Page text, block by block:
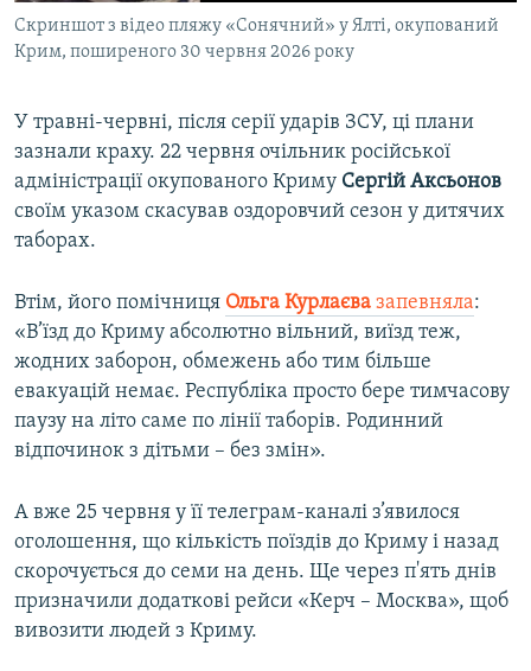
Скриншот з відео пляжу «Сонячний» у Ялті, окупований
Крим, поширеного 30 червня 2026 року
У травні-червні, після серії ударів ЗСУ, ці плани
зазнали краху. 22 червня очільник російської
адміністрації окупованого Криму Сергій Аксьонов
своїм указом скасував оздоровчий сезон у дитячих
таборах.
Втім, його помічниця Ольга Курлаєва запевняла:
«В’їзд до Криму абсолютно вільний, виїзд теж,
жодних заборон, обмежень або тим більше
евакуацій немає. Республіка просто бере тимчасову
паузу на літо саме по лінії таборів. Родинний
відпочинок з дітьми – без змін».
А вже 25 червня у її телеграм-каналі з’явилося
оголошення, що кількість поїздів до Криму і назад
скорочується до семи на день. Ще через п'ять днів
призначили додаткові рейси «Керч – Москва», щоб
вивозити людей з Криму.